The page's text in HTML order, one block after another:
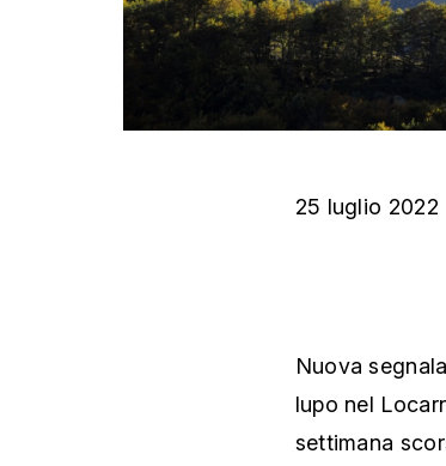
25 luglio 2022
Nuova
lupo nel
settimana